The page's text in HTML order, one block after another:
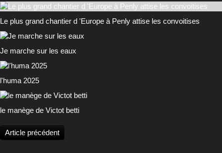
Le plus grand chantier d 'Europe à Penly attise les convoitises
Je marche sur les eaux
l'huma 2025
le manège de Victot betti
Article précédent